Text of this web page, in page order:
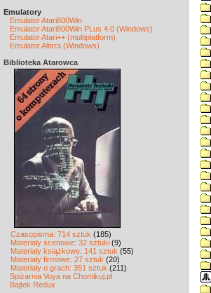
Emulatory
Emulator Atari800Win
Emulator Atari800Win PLus 4.0 (Windows)
Emulator Atari++ (multiplatform)
Emulator Altirra (Windows)
Biblioteka Atarowca
Czasopisma: 714 sztuk (185)
Materiały scenowe: 32 sztuki (9)
Materiały książkowe: 141 sztuk (55)
Materiały firmowe: 27 sztuk (20)
Materiały o grach: 351 sztuk (211)
Spiżarnia Voya na Chomikuj.pl
Bajtek Redux